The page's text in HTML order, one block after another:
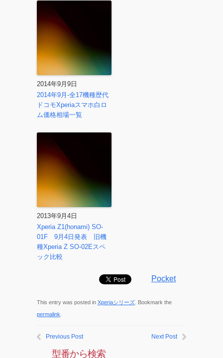
2014年9月9日
2014年9月-全17機種歴代
ドコモXperiaスマホ白ロ
ム価格相場一覧
2013年9月4日
Xperia Z1(honami) SO-
01F 9月4日発表 旧機
種Xperia Z SO-02Eスペ
ック比較
Pocket
This entry was posted in Xperiaシリーズ . Bookmark the
permalink
Previous Post Next Post
型番から検索